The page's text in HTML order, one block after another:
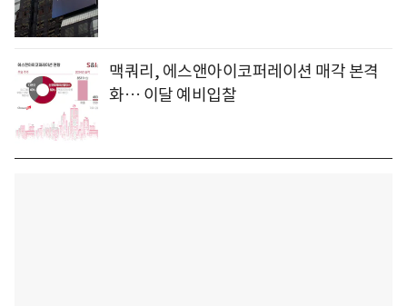
맥쿼리, 에스앤아이코퍼레이션 매각 본격
화… 이달 예비입찰